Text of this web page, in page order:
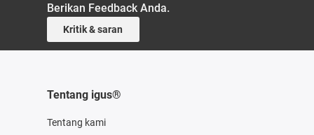
Berikan Feedback Anda.
Kritik & saran
Tentang igus®
Tentang kami